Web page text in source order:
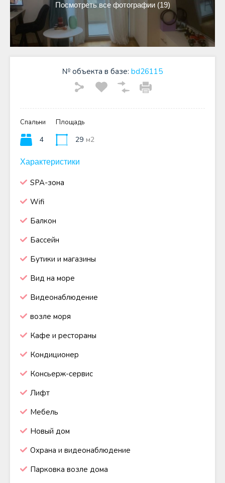
Посмотреть все фотографии (19)
№ объекта в базе: bd26115
Спальни
4
Площадь
29 м2
Характеристики
SPA-зона
Wifi
Балкон
Бассейн
Бутики и магазины
Вид на море
Видеонаблюдение
возле моря
Кафе и рестораны
Кондиционер
Консьерж-сервис
Лифт
Мебель
Новый дом
Охрана и видеонаблюдение
Парковка возле дома